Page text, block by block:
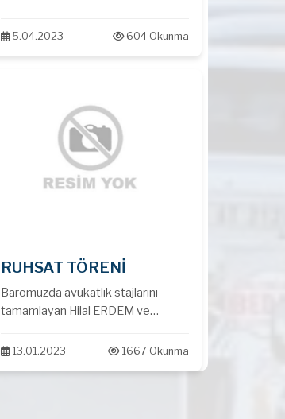
5.04.2023 604 Okunma
RUHSAT TÖRENİ
Baromuzda avukatlık stajlarını
tamamlayan Hilal ERDEM ve
yaparak ruhsatlarını teslim aldılar.
13.01.2023 1667 Okunma